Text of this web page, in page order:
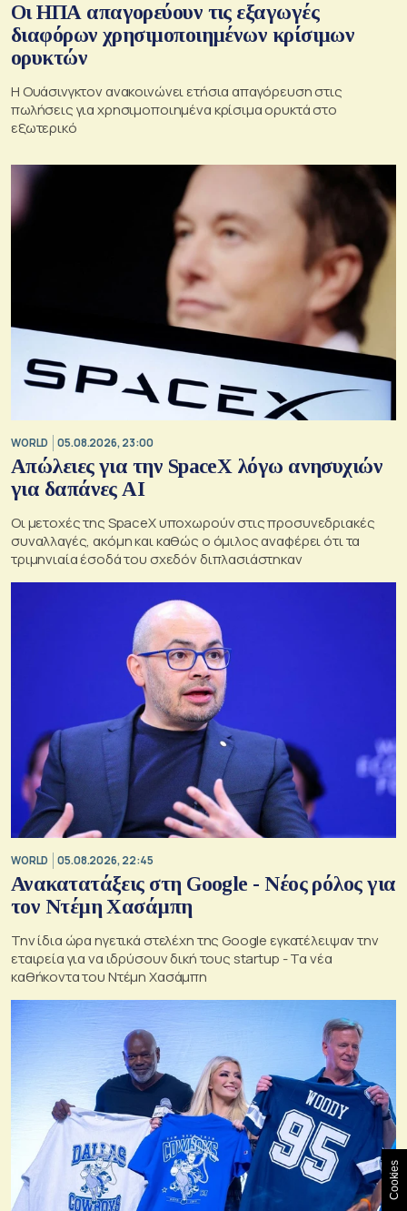
Οι ΗΠΑ απαγορεύουν τις εξαγωγές
διαφόρων χρησιμοποιημένων κρίσιμων
ορυκτών
Η Ουάσινγκτον ανακοινώνει ετήσια απαγόρευση στις
πωλήσεις για χρησιμοποιημένα κρίσιμα ορυκτά στο
εξωτερικό
WORLD 05.08.2026, 23:00
Απώλειες για την SpaceX λόγω ανησυχιών
για δαπάνες ΑΙ
Οι μετοχές της SpaceX υποχωρούν στις προσυνεδριακές
συναλλαγές, ακόμη και καθώς ο όμιλος αναφέρει ότι τα
τριμηνιαία έσοδά του σχεδόν διπλασιάστηκαν
WORLD 05.08.2026, 22:45
Ανακατατάξεις στη Google - Νέος ρόλος για
τον Ντέμη Χασάμπη
Την ίδια ώρα ηγετικά στελέχη της Google εγκατέλειψαν την
εταιρεία για να ιδρύσουν δική τους startup - Τα νέα
καθήκοντα του Ντέμη Χασάμπη
Cookies